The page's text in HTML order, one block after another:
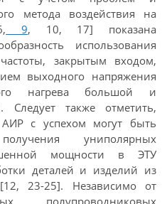
метода воздействия на
9, 10, 17] показана
использования
закрытым входом,
выходного напряжения
нагрева большой и
Следует также отметить,
с успехом могут быть
униполярных
мощности в ЭТУ
деталей и изделий из
23-25]. Независимо от